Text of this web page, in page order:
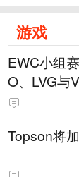
游戏
EWC小组
O、LVG与
Topson将